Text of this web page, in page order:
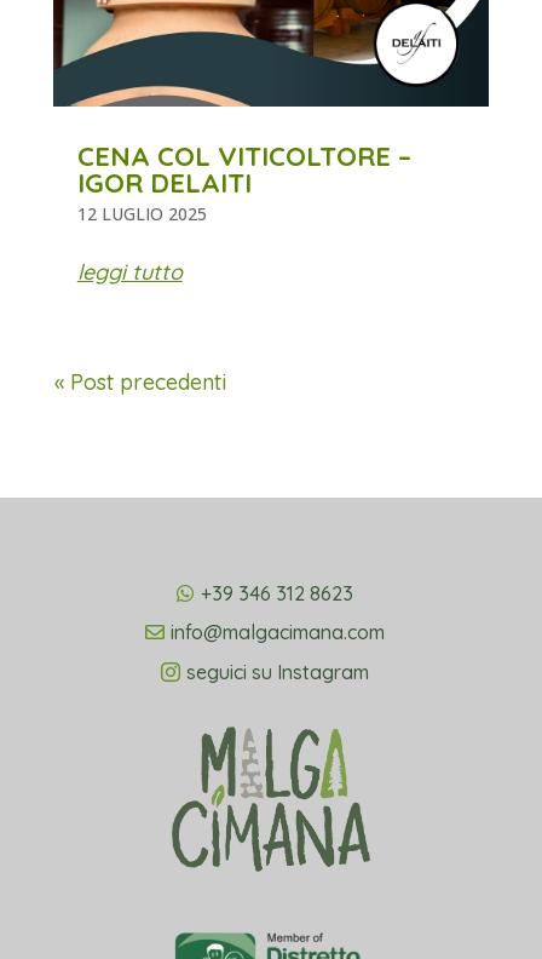
CENA COL VITICOLTORE –
IGOR DELAITI
12 LUGLIO 2025
leggi tutto
« Post precedenti
+39 346 312 8623
info@malgacimana.com
seguici su Instagram